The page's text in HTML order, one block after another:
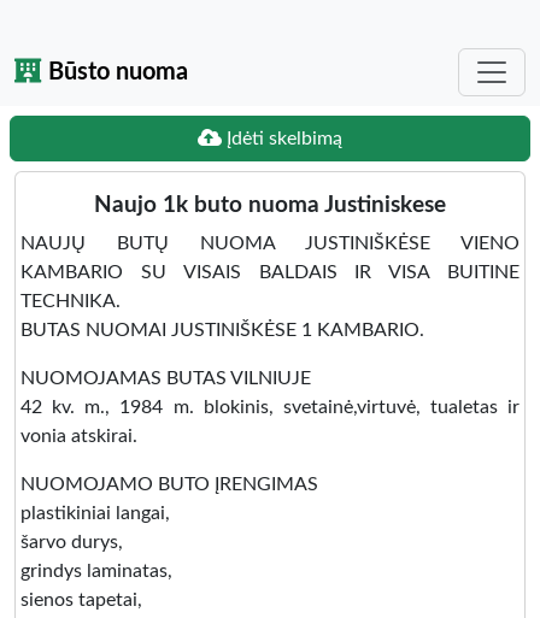
Būsto nuoma
Įdėti skelbimą
Naujo 1k buto nuoma Justiniskese
NAUJŲ BUTŲ NUOMA JUSTINIŠKĖSE VIENO
KAMBARIO SU VISAIS BALDAIS IR VISA BUITINE
TECHNIKA.
BUTAS NUOMAI JUSTINIŠKĖSE 1 KAMBARIO.
NUOMOJAMAS BUTAS VILNIUJE
42 kv. m., 1984 m. blokinis, svetainė,virtuvė, tualetas ir
vonia atskirai.
NUOMOJAMO BUTO ĮRENGIMAS
plastikiniai langai,
šarvo durys,
grindys laminatas,
sienos tapetai,